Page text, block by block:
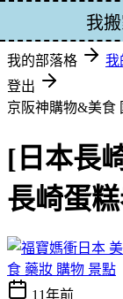
我的部落格 我
登出
京阪神購物&美食
[日本長
長崎蛋
食 藥妝 購物 景點
11年前
我